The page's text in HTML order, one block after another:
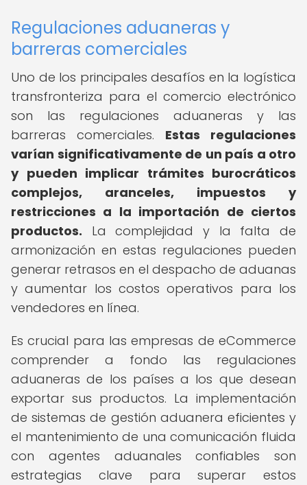
Regulaciones aduaneras y
barreras comerciales
Uno de los principales desafíos en la logística
transfronteriza para el comercio electrónico
son las regulaciones aduaneras y las
barreras comerciales. Estas regulaciones
varían significativamente de un país a otro
y pueden implicar trámites burocráticos
complejos, aranceles, impuestos y
restricciones a la importación de ciertos
productos. La complejidad y la falta de
armonización en estas regulaciones pueden
generar retrasos en el despacho de aduanas
y aumentar los costos operativos para los
vendedores en línea.
Es crucial para las empresas de eCommerce
comprender a fondo las regulaciones
aduaneras de los países a los que desean
exportar sus productos. La implementación
de sistemas de gestión aduanera eficientes y
el mantenimiento de una comunicación fluida
con agentes aduanales confiables son
estrategias clave para superar estos